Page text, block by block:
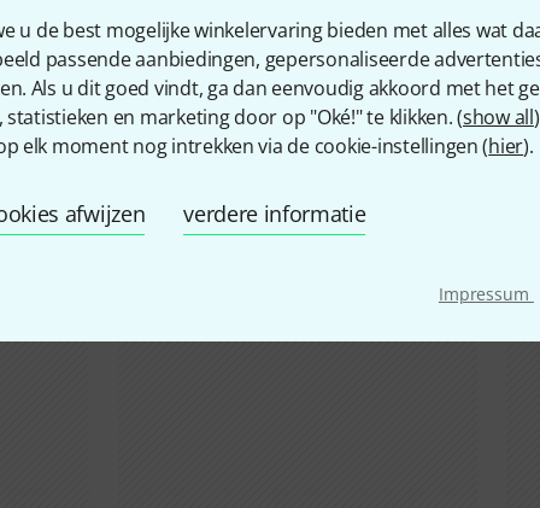
u de best mogelijke winkelervaring bieden met alles wat
passende aanbiedingen, gepersonaliseerde
Als u dit goed vindt, ga dan eenvoudig akkoord met het
en marketing door op "Oké!" te klikken. (show all
elk moment nog intrekken via de cookie-instellingen (hier).
afwijzen verdere informatie
Impressum
Wist u?